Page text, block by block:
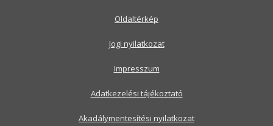
Oldaltérkép
Jogi nyilatkozat
Impresszum
Adatkezelési tájékoztató
Akadálymentesítési nyilatkozat